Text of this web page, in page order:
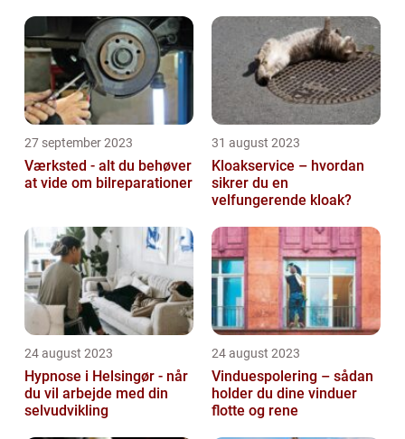
27 september 2023
Værksted - alt du behøver
at vide om bilreparationer
31 august 2023
Kloakservice – hvordan
sikrer du en
velfungerende kloak?
24 august 2023
Hypnose i Helsingør - når
du vil arbejde med din
selvudvikling
24 august 2023
Vinduespolering – sådan
holder du dine vinduer
flotte og rene